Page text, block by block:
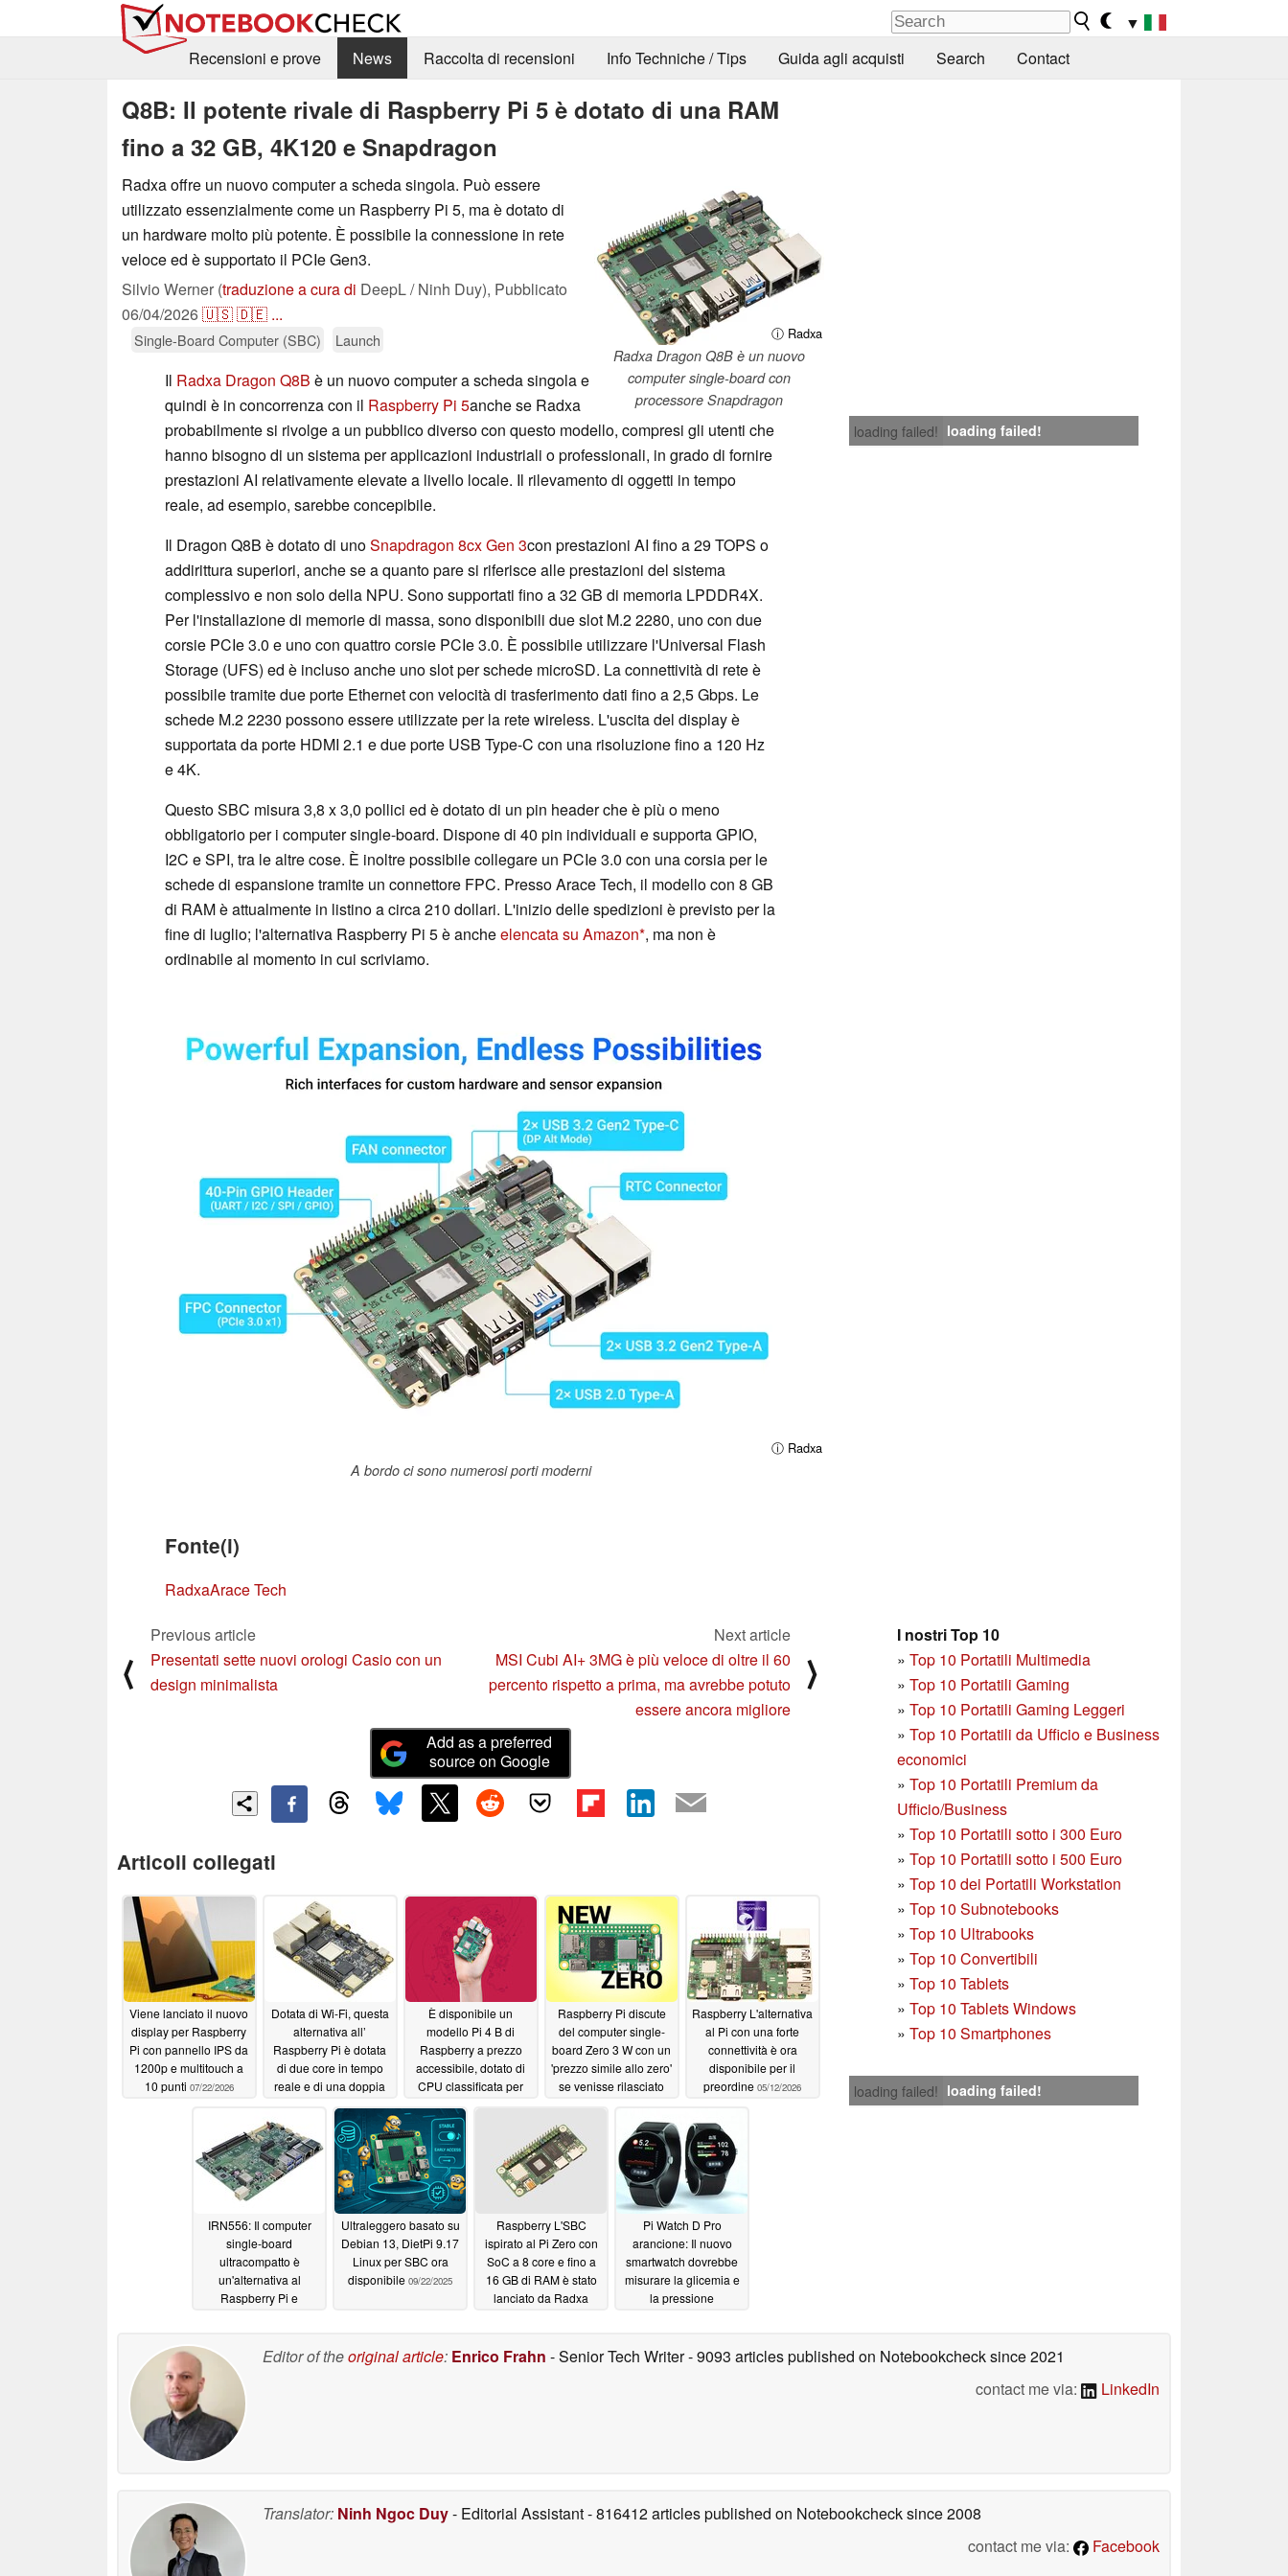
▼
Recensioni e prove
News Raccolta di recensioni Info Techniche / Tips Guida agli acquisti Search Contact
Q8B: Il potente rivale di Raspberry Pi 5 è dotato di una RAM
fino a 32 GB, 4K120 e Snapdragon
ⓘ Radxa
Radxa Dragon Q8B è un nuovo
computer single-board con
processore Snapdragon
Radxa offre un nuovo computer a scheda singola. Può essere
utilizzato essenzialmente come un Raspberry Pi 5, ma è dotato di
un hardware molto più potente. È possibile la connessione in rete
veloce ed è supportato il PCIe Gen3.
Silvio Werner (traduzione a cura di DeepL / Ninh Duy), Pubblicato
06/04/2026🇺🇸🇩🇪 ...
Single-Board Computer (SBC) Launch
loading failed! loading failed!
Il Radxa Dragon Q8B è un nuovo computer a scheda singola e
quindi è in concorrenza con il Raspberry Pi 5anche se Radxa
probabilmente si rivolge a un pubblico diverso con questo modello, compresi gli utenti che
hanno bisogno di un sistema per applicazioni industriali o professionali, in grado di fornire
prestazioni AI relativamente elevate a livello locale. Il rilevamento di oggetti in tempo
reale, ad esempio, sarebbe concepibile.
Il Dragon Q8B è dotato di unoSnapdragon 8cx Gen 3con prestazioni AI fino a 29 TOPS o
addirittura superiori, anche se a quanto pare si riferisce alle prestazioni del sistema
complessivo e non solo della NPU. Sono supportati fino a 32 GB di memoria LPDDR4X.
Per l'installazione di memorie di massa, sono disponibili due slot M.2 2280, uno con due
corsie PCIe 3.0 e uno con quattro corsie PCIe 3.0. È possibile utilizzare l'Universal Flash
Storage (UFS) ed è incluso anche uno slot per schede microSD. La connettività di rete è
possibile tramite due porte Ethernet con velocità di trasferimento dati fino a 2,5 Gbps. Le
schede M.2 2230 possono essere utilizzate per la rete wireless. L'uscita del display è
supportata da porte HDMI 2.1 e due porte USB Type-C con una risoluzione fino a 120 Hz
e 4K.
Questo SBC misura 3,8 x 3,0 pollici ed è dotato di un pin header che è più o meno
obbligatorio per i computer single-board. Dispone di 40 pin individuali e supporta GPIO,
I2C e SPI, tra le altre cose. È inoltre possibile collegare un PCIe 3.0 con una corsia per le
schede di espansione tramite un connettore FPC. Presso Arace Tech, il modello con 8 GB
di RAM è attualmente in listino a circa 210 dollari. L'inizio delle spedizioni è previsto per la
fine di luglio; l'alternativa Raspberry Pi 5 è ancheelencata su Amazon , ma non è
ordinabile al momento in cui scriviamo.
ⓘ Radxa
A bordo ci sono numerosi porti moderni
Fonte(i)
RadxaArace Tech
I nostri Top 10
» Top 10 Portatili Multimedia
» Top 10 Portatili Gaming
» Top 10 Portatili Gaming Leggeri
» Top 10 Portatili da Ufficio e Business
economici
» Top 10 Portatili Premium da
Ufficio/Business
» Top 10 Portatili sotto i 300 Euro
» Top 10 Portatili sotto i 500 Euro
» Top 10 dei Portatili Workstation
» Top 10 Subnotebooks
» Top 10 Ultrabooks
» Top 10 Convertibili
» Top 10 Tablets
» Top 10 Tablets Windows
» Top 10 Smartphones
⟨
Previous article
Presentati sette nuovi orologi Casio con un
design minimalista
Next article
MSI Cubi AI+ 3MG è più veloce di oltre il 60
percento rispetto a prima, ma avrebbe potuto
essere ancora migliore
⟩
loading failed! loading failed!
Add as a preferred
source on Google
Articoli collegati
Viene lanciato il nuovo
display per Raspberry
Pi con pannello IPS da
1200p e multitouch a
10 punti 07/22/2026
Dotata di Wi-Fi, questa
alternativa all’
Raspberry Pi è dotata
di due core in tempo
reale e di una doppia
07/05/2026
È disponibile un
modello Pi 4 B di
Raspberry a prezzo
accessibile, dotato di
CPU classificata per
06/28/2026
Raspberry Pi discute
del computer single-
board Zero 3 W con un
'prezzo simile allo zero'
se venisse rilasciato
05/28/2026
Raspberry L'alternativa
al Pi con una forte
connettività è ora
disponibile per il
preordine 05/12/2026
IRN556: Il computer
single-board
ultracompatto è
un'alternativa al
Raspberry Pi e
Ultraleggero basato su
Debian 13, DietPi 9.17
Linux per SBC ora
disponibile 09/22/2025
Raspberry L'SBC
ispirato al Pi Zero con
SoC a 8 core e fino a
16 GB di RAM è stato
lanciato da Radxa
Pi Watch D Pro
arancione: Il nuovo
smartwatch dovrebbe
misurare la glicemia e
la pressione
dispositivo medico
Editor of theoriginal article: Enrico Frahn - Senior Tech Writer- 9093 articles published on Notebookchecksince 2021
contact me via:
LinkedIn
Translator: Ninh Ngoc Duy- Editorial Assistant- 816412 articles published on Notebookchecksince 2008
contact me via:
Facebook